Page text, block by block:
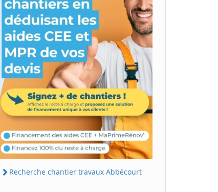
Recherche chantier travaux Abbécourt